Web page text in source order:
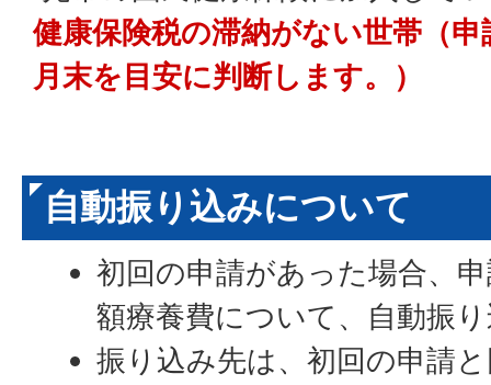
健康保険税の滞納がない世帯（
月末を目安に判断します。）
自動振り込みについて
初回の申請があった場合、
額療養費について、自動振
振り込み先は、初回の申請